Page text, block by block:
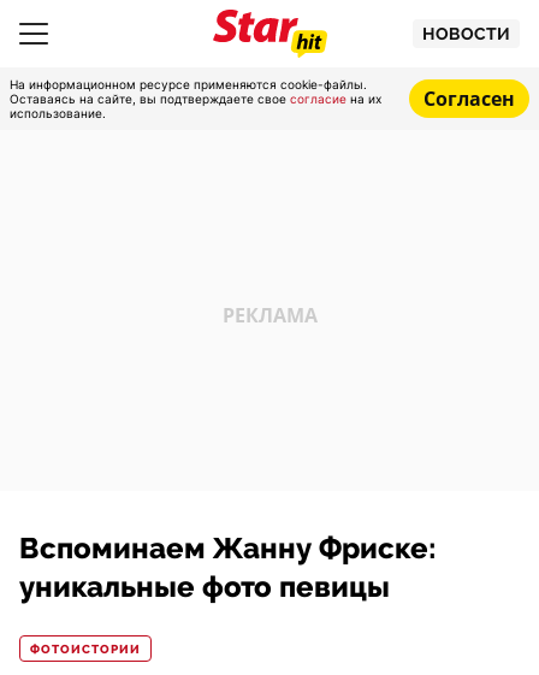
НОВОСТИ
На информационном ресурсе применяются cookie-файлы.
Оставаясь на сайте, вы подтверждаете свое согласие на их
использование.
Согласен
Вспоминаем Жанну Фриске:
уникальные фото певицы
ФОТОИСТОРИИ